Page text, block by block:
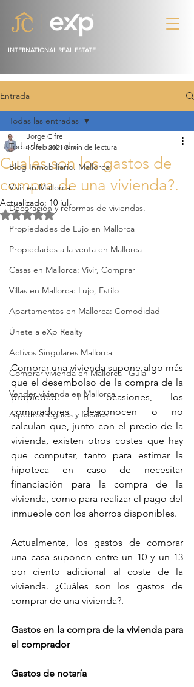
INTERNATIONAL REAL ESTATE
Entrada
Todas las entradas
Blog Inmobiliario. Mallorca
Vivir en Mallorca
Decoración y reformas de viviendas.
Propiedades de Lujo en Mallorca
Propiedades a la venta en Mallorca
Casas en Mallorca: Vivir, Comprar
Villas en Mallorca: Lujo, Estilo
Apartamentos en Mallorca: Comodidad
Únete a eXp Realty
Activos Singulares Mallorca
Comprar vivienda en Mallorca | Guía
Vender vivienda en Mallorca
Aspectos legales y fiscales
Todas las entradas
Cuales son los gastos de
compra de una vivienda?.
Jorge Cifre
15 feb 2021 3 min de lectura
Actualizado: 10 jul
Obtuvo NaN de 5 estrellas.
Comprar una vivienda supone algo más
que el desembolso de la compra de la
propiedad. En ocasiones, los
compradores desconocen o no
calculan que, junto con el precio de la
vivienda, existen otros costes que hay
que computar, tanto para estimar la
hipoteca en caso de necesitar
financiación para la compra de la
vivienda, como para realizar el pago del
inmueble con los ahorros disponibles.
Actualmente, los gastos de comprar
una casa suponen entre un 10 y un 13
por ciento adicional al coste de la
vivienda. ¿Cuáles son los gastos de
comprar de una vivienda?.
Gastos en la compra de la vivienda para
el comprador
Gastos de notaría